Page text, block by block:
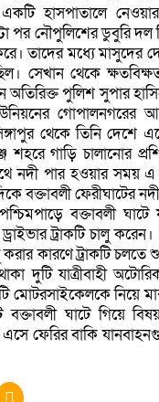
একটি হাসপাতালে
পর নৌপুলিশের ডুবুরি
তাদের মধ্যে মাসুদের
সেখান থেকে
অতিরিক্ত পুলিশ সুপার
গোপালনগরের
থেকে তিনি দেশে
শহরে গাড়ি চালানোর
নদী পার হওয়ার সময় এ
বক্তাবলী ফেরীঘাটের
বক্তাবলী ঘাটে
ট্রাকটি চালু
করার কারণে ট্রাকটি
দুটি যাত্রীবাহী
মোটরসাইকেলকে নিয়ে
ঘাটে গিয়ে
ফেরির বাকি